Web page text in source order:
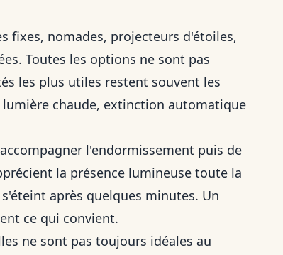
fixes, nomades, projecteurs d'étoiles,
Toutes les options ne sont pas
les plus utiles restent souvent les
chaude, extinction automatique
l'endormissement puis de
la présence lumineuse toute la
après quelques minutes. Un
ce qui convient.
ne sont pas toujours idéales au